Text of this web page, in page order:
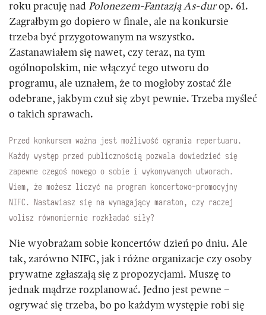
roku pracuję nad Polonezem-Fantazją As-durop. 61.
Zagrałbym go dopiero w finale, ale na konkursie
trzeba być przygotowanym na wszystko.
Zastanawiałem się nawet, czy teraz, na tym
ogólnopolskim, nie włączyć tego utworu do
programu, ale uznałem, że to mogłoby zostać źle
odebrane, jakbym czuł się zbyt pewnie. Trzeba myśleć
o takich sprawach.
Przed konkursem ważna jest możliwość ogrania repertuaru.
Każdy występ przed publicznością pozwala dowiedzieć się
zapewne czegoś nowego o sobie i wykonywanych utworach.
Wiem, że możesz liczyć na program koncertowo-promocyjny
NIFC. Nastawiasz się na wymagający maraton, czy raczej
wolisz równomiernie rozkładać siły?
Nie wyobrażam sobie koncertów dzień po dniu. Ale
tak, zarówno NIFC, jak i różne organizacje czy osoby
prywatne zgłaszają się z propozycjami. Muszę to
jednak mądrze rozplanować. Jedno jest pewne –
ogrywać się trzeba, bo po każdym występie robi się